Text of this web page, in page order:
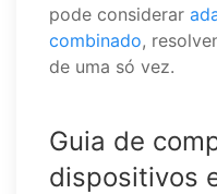
pode considerar
combinado,
de uma só vez.
Guia de
dispositivos